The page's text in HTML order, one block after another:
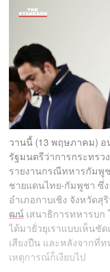
วานนี้ (13 พฤษภาคม)
รัฐมนตรีว่าการกระทรว
รายงานกรณีทหารกัมพู
ชายแดนไทย-กัมพูชา ซึ่
อำเภอกาบเชิง จังหวัดสุ
ฒน์ เสนาธิการทหารบก
ได้มายั่วยุเราแบบเห็นชั
เสียงปืน และหลังจากที่
เหตุการณ์ก็เงียบไป